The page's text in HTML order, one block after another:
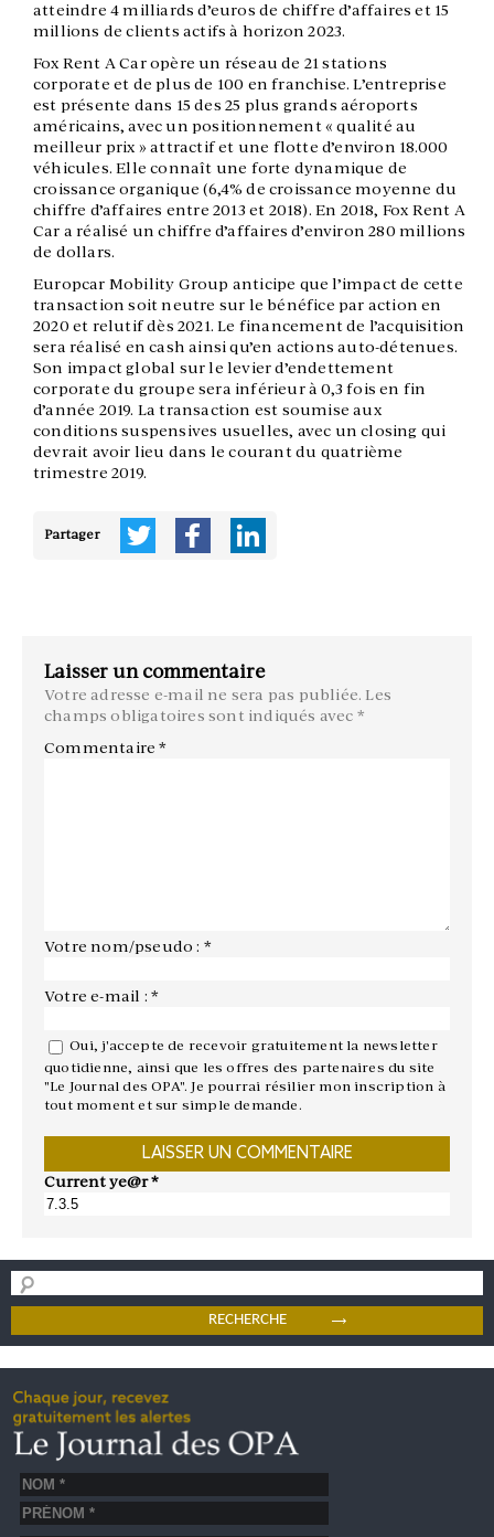
atteindre 4 milliards d’euros de chiffre d’affaires et 15
millions de clients actifs à horizon 2023.
Fox Rent A Car opère un réseau de 21 stations
corporate et de plus de 100 en franchise. L’entreprise
est présente dans 15 des 25 plus grands aéroports
américains, avec un positionnement « qualité au
meilleur prix » attractif et une flotte d’environ 18.000
véhicules. Elle connaît une forte dynamique de
croissance organique (6,4% de croissance moyenne du
chiffre d’affaires entre 2013 et 2018). En 2018, Fox Rent A
Car a réalisé un chiffre d’affaires d’environ 280 millions
de dollars.
Europcar Mobility Group anticipe que l’impact de cette
transaction soit neutre sur le bénéfice par action en
2020 et relutif dès 2021. Le financement de l’acquisition
sera réalisé en cash ainsi qu’en actions auto-détenues.
Son impact global sur le levier d’endettement
corporate du groupe sera inférieur à 0,3 fois en fin
d’année 2019. La transaction est soumise aux
conditions suspensives usuelles, avec un closing qui
devrait avoir lieu dans le courant du quatrième
trimestre 2019.
Partager
Laisser un commentaire
Votre adresse e-mail ne sera pas publiée. Les
champs obligatoires sont indiqués avec *
Commentaire*
Votre nom/pseudo : *
Votre e-mail : *
Oui, j'accepte de recevoir gratuitement la newsletter
quotidienne, ainsi que les offres des partenaires du site
"Le Journal des OPA". Je pourrai résilier mon inscription à
tout moment et sur simple demande.
Current ye@r*